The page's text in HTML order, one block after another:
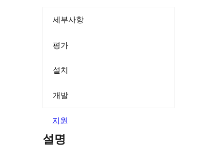
세부사항
평가
설치
개발
지원
설명